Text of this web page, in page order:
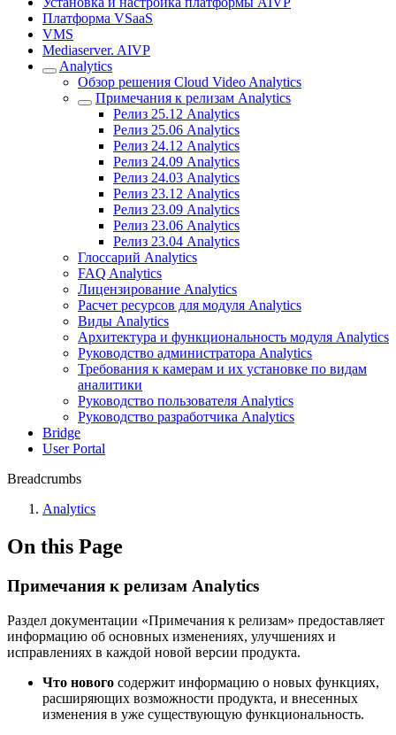
Платформа VSaaS
VMS
Mediaserver. AIVP
Analytics
Обзор решения Cloud Video Analytics
Примечания к релизам Analytics
Релиз 25.12 Analytics
Релиз 25.06 Analytics
Релиз 24.12 Analytics
Релиз 24.09 Analytics
Релиз 24.03 Analytics
Релиз 23.12 Analytics
Релиз 23.09 Analytics
Релиз 23.06 Analytics
Релиз 23.04 Analytics
Глоссарий Analytics
FAQ Analytics
Лицензирование Analytics
Расчет ресурсов для модуля Analytics
Виды Analytics
Архитектура и функциональность модуля Analytics
Руководство администратора Analytics
Требования к камерам и их установке по видам
аналитики
Руководство пользователя Analytics
Руководство разработчика Analytics
Bridge
User Portal
Breadcrumbs
Analytics
On this Page
Примечания к релизам Analytics
Раздел документации «Примечания к релизам» предоставляет
информацию об основных изменениях, улучшениях и
исправлениях в каждой новой версии продукта.
Что нового содержит информацию о новых функциях,
расширяющих возможности продукта, и внесенных
изменения в уже существующую функциональность.